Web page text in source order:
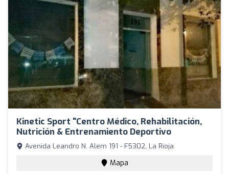
Kinetic Sport "Centro Médico, Rehabilitación,
Nutrición & Entrenamiento Deportivo
Avenida Leandro N. Alem 191 - F5302, La Rioja
Mapa